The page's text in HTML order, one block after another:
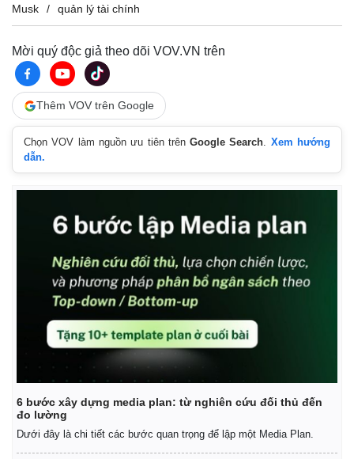
Musk
quản lý tài chính
Mời quý độc giả theo dõi VOV.VN trên
Thêm VOV trên Google
Chọn VOV làm nguồn ưu tiên trênGoogle Search. Xem hướng
dẫn.
6 bước xây dựng media plan: từ nghiên cứu đối thủ đến
đo lường
Dưới đây là chi tiết các bước quan trọng để lập một Media Plan.